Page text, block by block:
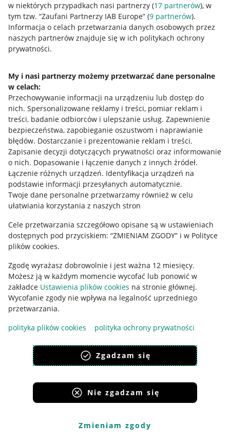
w niektórych przypadkach nasi partnerzy (17 partnerów), w
tym tzw. “Zaufani Partnerzy IAB Europe” (9 partnerów).
Informacja o celach przetwarzania danych osobowych przez
naszych partnerów znajduje się w ich politykach ochrony
prywatności.
My i nasi partnerzy możemy przetwarzać dane personalne
w celach:
Przechowywanie informacji na urządzeniu lub dostęp do
nich. Spersonalizowane reklamy i treści, pomiar reklam i
treści, badanie odbiorców i ulepszanie usług. Zapewnienie
bezpieczeństwa, zapobieganie oszustwom i naprawianie
błędów. Dostarczanie i prezentowanie reklam i treści.
Zapisanie decyzji dotyczących prywatności oraz informowanie
o nich. Dopasowanie i łączenie danych z innych źródeł.
Łączenie różnych urządzeń. Identyfikacja urządzeń na
podstawie informacji przesyłanych automatycznie.
Twoje dane personalne przetwarzamy również w celu
ułatwiania korzystania z naszych stron
Cele przetwarzania szczegółowo opisane są w ustawieniach
dostępnych pod przyciskiem: “ZMIENIAM ZGODY” i w Polityce
plików cookies.
Zgodę wyrażasz dobrowolnie i jest ważna 12 miesięcy.
Możesz ją w każdym momencie wycofać lub ponowić w
zakładce Ustawienia plików cookies na stronie głównej.
Wycofanie zgody nie wpływa na legalność uprzedniego
przetwarzania.
polityka plików cookies
polityka ochrony prywatności
Zgadzam się
Nie zgadzam się
Zmieniam zgody
Przydatne informacje
Jak to działa
Allegro Gadane dla sprzedających
Allegro Gadane dla kupujących
Mapa miejscowości
Informacje prawne
Regulamin
Polityka plików "cookies"
Ustawienia plików "cookies"
Udostępnianie lokalizacji
Informacje dla Aktu o Usługach Cyfrowych
Pobierz aplikację
Korzystanie z serwisu oznacza akceptacjęregulaminu